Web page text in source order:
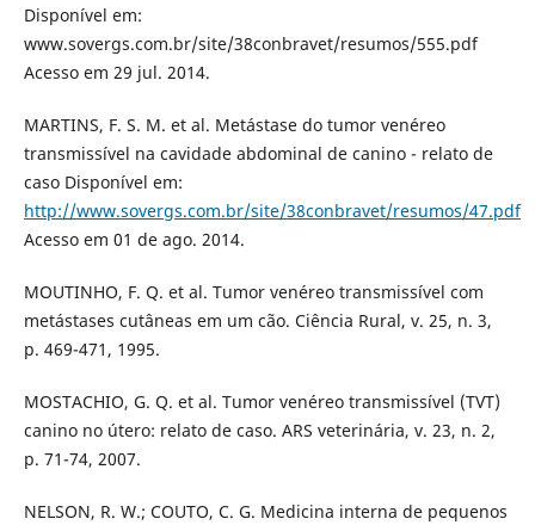
Disponível em:
www.sovergs.com.br/site/38conbravet/resumos/555.pdf
Acesso em 29 jul. 2014.
MARTINS, F. S. M. et al. Metástase do tumor venéreo
transmissível na cavidade abdominal de canino - relato de
caso Disponível em:
http://www.sovergs.com.br/site/38conbravet/resumos/47.pdf
Acesso em 01 de ago. 2014.
MOUTINHO, F. Q. et al. Tumor venéreo transmissível com
metástases cutâneas em um cão. Ciência Rural, v. 25, n. 3,
p. 469-471, 1995.
MOSTACHIO, G. Q. et al. Tumor venéreo transmissível (TVT)
canino no útero: relato de caso. ARS veterinária, v. 23, n. 2,
p. 71-74, 2007.
NELSON, R. W.; COUTO, C. G. Medicina interna de pequenos